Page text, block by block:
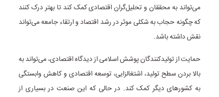
می‌تواند به محققان و تحلیل‌گران اقتصادی کمک کند تا بهتر درک کنند
که چگونه حجاب به شکلی موثر در رشد اقتصاد و ارتقاء جامعه می‌تواند
نقش داشته باشد.
حمایت از تولیدکنندگان پوشش اسلامی از دیدگاه اقتصادی، می‌تواند به
بالا بردن سطح تولید، اشتغالزایی، توسعه اقتصادی و کاهش وابستگی
به کشورهای دیگر کمک کند. در حالی که این صنعت در بسیاری از